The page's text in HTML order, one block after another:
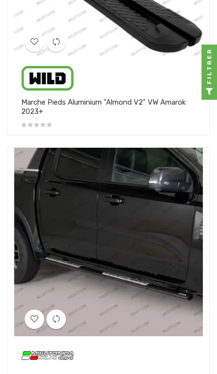
Marche Pieds Aluminium "Almond V2" VW Amarok
2023+
FILTRER